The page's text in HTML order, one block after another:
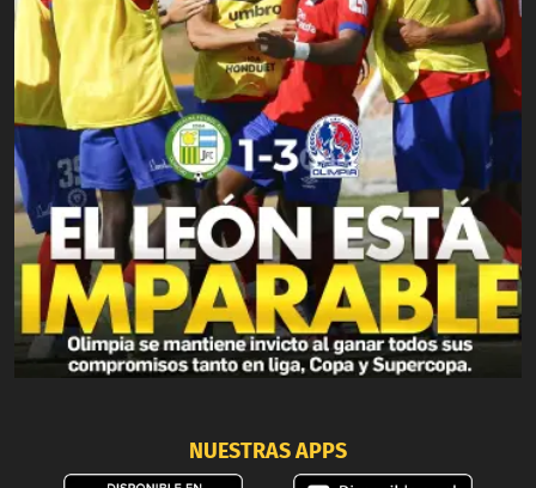
NUESTRAS APPS